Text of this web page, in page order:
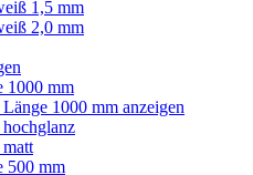
1,5 mm
2,0 mm
1000 mm
1000 mm anzeigen
500 mm